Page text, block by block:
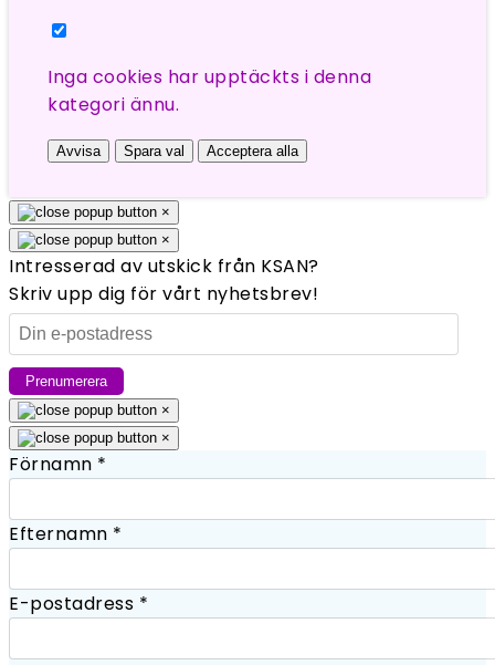
Inga cookies har upptäckts i denna
kategori ännu.
Avvisa Spara val Acceptera alla
×
×
Intresserad av utskick från KSAN?
Skriv upp dig för vårt nyhetsbrev!
×
×
Förnamn *
Efternamn *
E-postadress *